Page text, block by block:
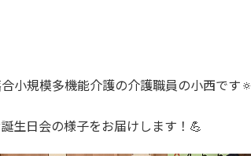
小規模多機能介護の介護職員の小西です🔅
生日会の様子をお届けします！💪